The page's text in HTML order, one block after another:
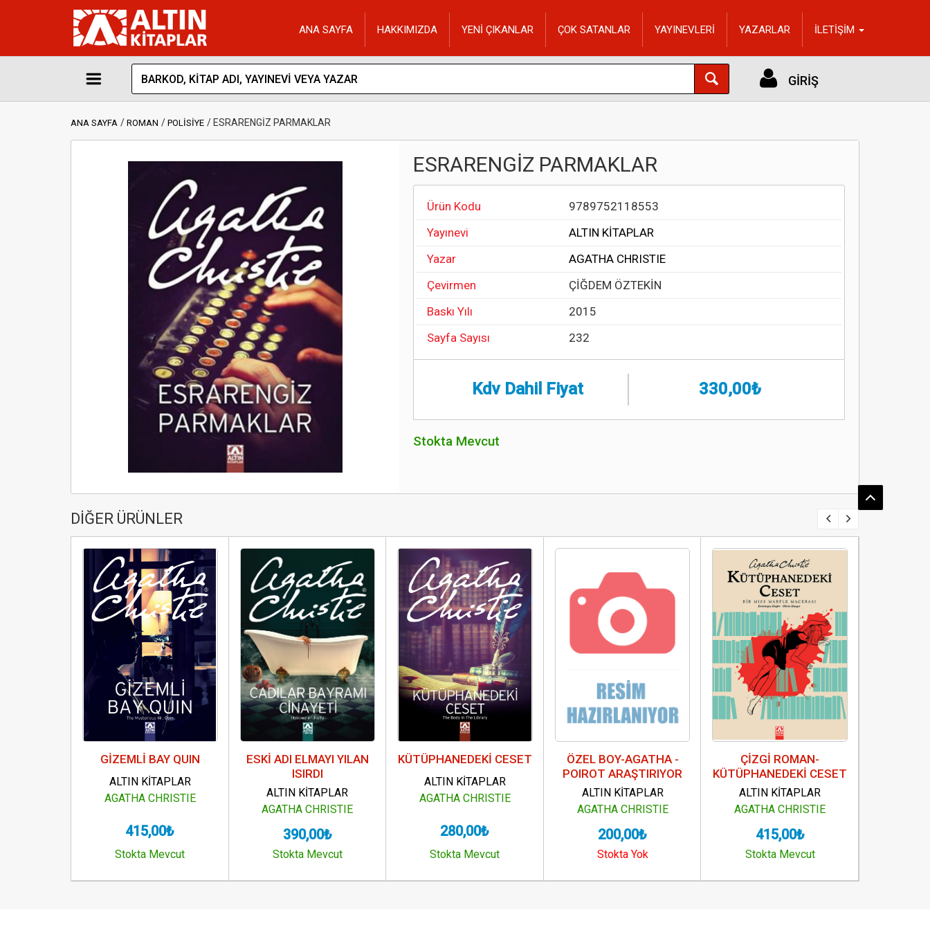
ANA SAYFA HAKKIMIZDA YENİ ÇIKANLAR ÇOK SATANLAR YAYINEVLERİ YAZARLAR İLETİŞİM
GİRİŞ
ANA SAYFA ROMAN POLİSİYE ESRARENGİZ PARMAKLAR
ESRARENGİZ PARMAKLAR
Ürün Kodu
9789752118553
Yayınevi
ALTIN KİTAPLAR
Yazar
AGATHA CHRISTIE
Çevirmen
ÇİĞDEM ÖZTEKİN
Baskı Yılı
2015
Sayfa Sayısı
232
Kdv Dahil Fiyat 330,00₺
Stokta Mevcut
DİĞER ÜRÜNLER
GİZEMLİ BAY QUIN
ALTIN KİTAPLAR
AGATHA CHRISTIE
415,00₺
Stokta Mevcut
ESKİ ADI ELMAYI YILAN
ISIRDI
ALTIN KİTAPLAR
AGATHA CHRISTIE
390,00₺
Stokta Mevcut
KÜTÜPHANEDEKİ CESET
ALTIN KİTAPLAR
AGATHA CHRISTIE
280,00₺
Stokta Mevcut
ÖZEL BOY-AGATHA -
POIROT ARAŞTIRIYOR
ALTIN KİTAPLAR
AGATHA CHRISTIE
200,00₺
Stokta Yok
ÇİZGİ ROMAN-
KÜTÜPHANEDEKİ CESET
ALTIN KİTAPLAR
AGATHA CHRISTIE
415,00₺
Stokta Mevcut